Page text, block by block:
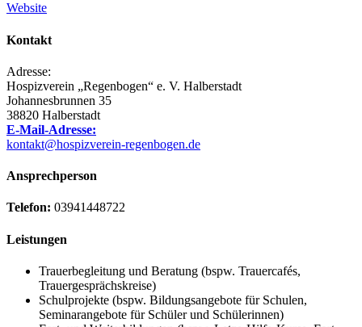
Website
Kontakt
Adresse:
Hospizverein „Regenbogen“ e. V. Halberstadt
Johannesbrunnen 35
38820 Halberstadt
E-Mail-Adresse:
kontakt@hospizverein-regenbogen.de
Ansprechperson
Telefon: 03941448722
Leistungen
Trauerbegleitung und Beratung (bspw. Trauercafés,
Trauergesprächskreise)
Schulprojekte (bspw. Bildungsangebote für Schulen,
Seminarangebote für Schüler und Schülerinnen)